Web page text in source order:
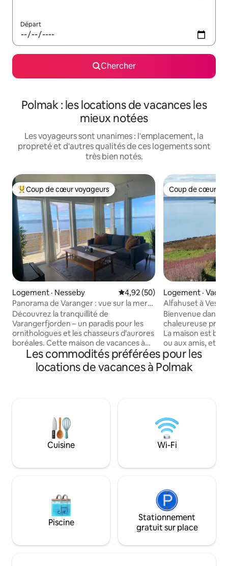
Départ
Chercher
Polmak : les locations de vacances les
mieux notées
Les voyageurs sont unanimes : l'emplacement, la
propreté et d'autres qualités de ces logements sont
très bien notés.
Coup de cœur voyageurs parmi les plus aimés
Coup de cœur voyageurs
Logement · Nesseby Note moyenne de 4,92 sur 5,
4,92 (50)
Panorama de Varanger : vue sur la mer
et avifaune
Découvrez la tranquillité de
Varangerfjorden – un paradis pour les
ornithologues et les chasseurs d'aurores
boréales. Cette maison de vacances à
Nesseby est située directement au bord
de l'eau et offre une vue panoramique
unique sur le fjord. Ici, vous séjournerez
dans le lac ou dans les rivières est
courte, il y a de bonnes opportunités de
cueillir des baies et un excellent point de
départ pour la chasse, la randonnée ou
de stationnement.
Coup de cœur
Coup de cœur
Logement · Vadso
Alfahuset à
Vadsø.
Bienvenue dans
chaleureuse près
La maison est
ou aux amis, et
départ pour les
chasse et la pêche. Plan d'étage
étage : salon,
avec poêle,
entièrement
pour 6 personnes
machine à laver
extérieurs
Les commodités préférées pour les
locations de vacances à Polmak
Cuisine Wi-Fi
Piscine
Stationnement
gratuit sur place